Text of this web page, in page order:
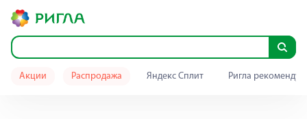
Акции Распродажа Яндекс Сплит Ригла